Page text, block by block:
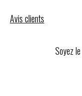
Avis clients
Soyez